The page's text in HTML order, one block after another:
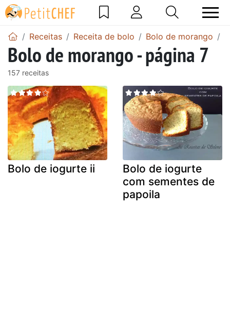
Receitas Receita de bolo Bolo de morango
Bolo de morango - página 7
157 receitas
Bolo de iogurte ii
Bolo de iogurte
com sementes de
papoila